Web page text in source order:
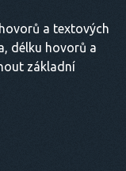
a textových
délku hovorů a
základní